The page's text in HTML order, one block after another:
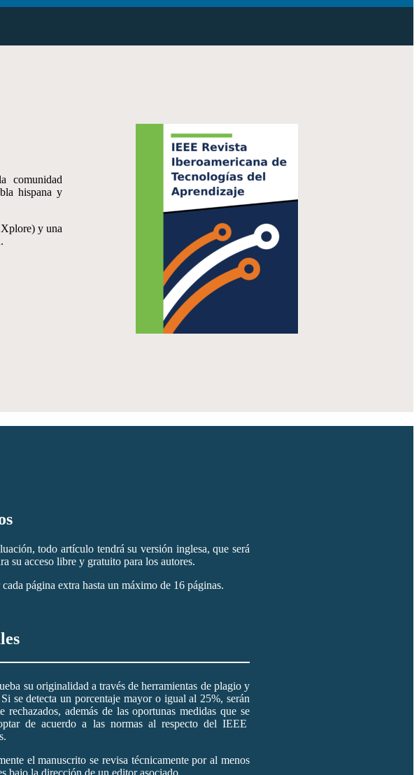
comunidad
hispana y
y una
todo artículo tendrá su versión inglesa, que será
su acceso libre y gratuito para los autores.
página extra hasta un máximo de 16 páginas.
su originalidad a través de herramientas de plagio y
se detecta un porcentaje mayor o igual al 25%, serán
rechazados, además de las oportunas medidas que se
de acuerdo a las normas al respecto del IEEE
el manuscrito se revisa técnicamente por al menos